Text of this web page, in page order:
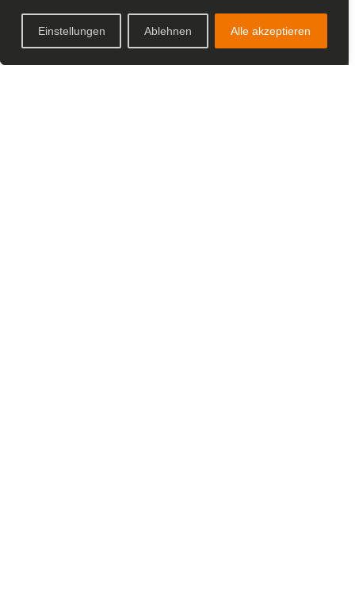
Einstellungen Ablehnen Alle akzeptieren
Kontakt